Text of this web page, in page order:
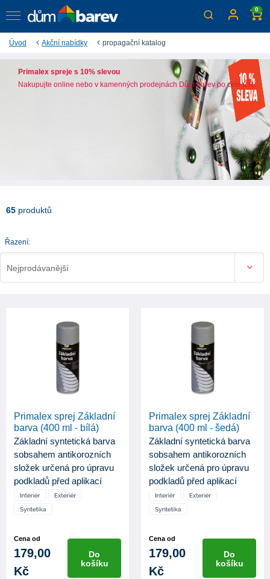
0
Úvod Akční nabídky propagační katalog
Primalex spreje s 10% slevou
Nakupujte online nebo v kamenných prodejnách Dům barev po celé ČR.
65 produktů
Řazení:
Nejprodávanější
Primalex sprej Základní
barva (400 ml - bílá)
Základní syntetická barva
sobsahem antikorozních
složek určená pro úpravu
podkladů před aplikací
Pri...
Cena od
179,00
Kč
Do
košíku
Primalex sprej Základní
barva (400 ml - šedá)
Základní syntetická barva
sobsahem antikorozních
složek určená pro úpravu
podkladů před aplikací
Pri...
Cena od
179,00
Kč
Do
košíku